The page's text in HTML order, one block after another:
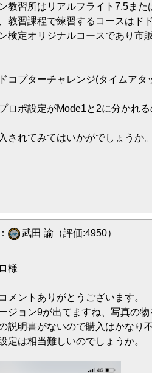
教習所はリアルフライト7.5また
教習課程で練習するコースはド
検定オリジナルコースであり市
コプターチャレンジ(タイムア
ロポ設定がMode1と2に分かれ
されてみてはいかがでしょうか
武田 諭（評価:4950）
様
メントありがとうございます。
ジョン9が出てますね、写真の
説明書がないので購入はかなり
定は相当難しいのでしょうか。